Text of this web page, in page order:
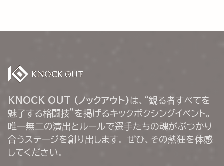
KNOCK OUT (ノックアウト) は、“観る者すべてを
魅了する格闘技”を掲げるキックボクシングイベント。
唯一無二の演出とルールで選手たちの魂がぶつかり
合うステージを創り出します。 ぜひ、その熱狂を体感
してください。